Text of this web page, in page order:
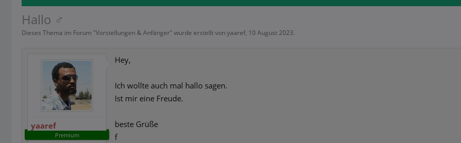
Hallo ‍♂️
Dieses Thema im Forum "Vorstellungen & Anfänger" wurde erstellt vonyaaref, 10 August 2023.
yaaref
Premium
Hey,
Ich wollte auch mal hallo sagen.
Ist mir eine Freude.
beste Grüße
f